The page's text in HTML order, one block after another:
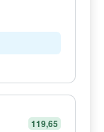
119,65